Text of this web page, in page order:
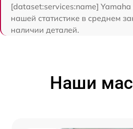
[dataset:services:name]
нашей статистике в среднем
наличии деталей.
Наши